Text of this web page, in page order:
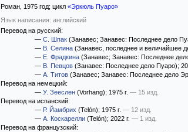
Роман, 1975 год; цикл «Эркюль Пуаро»
Язык написания: английский
Перевод на русский:
— С. Шпак (Занавес; Занавес: Последнее дело
— В. Селина (Занавес, последнее и величайшее
— Е. Фрадкина (Занавес; Занавес: Последнее
— В. Певцов (Занавес: Последнее дело Пуаро);
— А. Титов (Занавес; Занавес: Последнее дело
Перевод на немецкий:
— У. Зееслен (Vorhang); 1975 г. — 15 изд.
Перевод на испанский:
— Р. Йамбрих (Telón); 1975 г. — 12 изд.
— А. Коскарелли (Telón); 2022 г. — 1 изд.
Перевод на французский: